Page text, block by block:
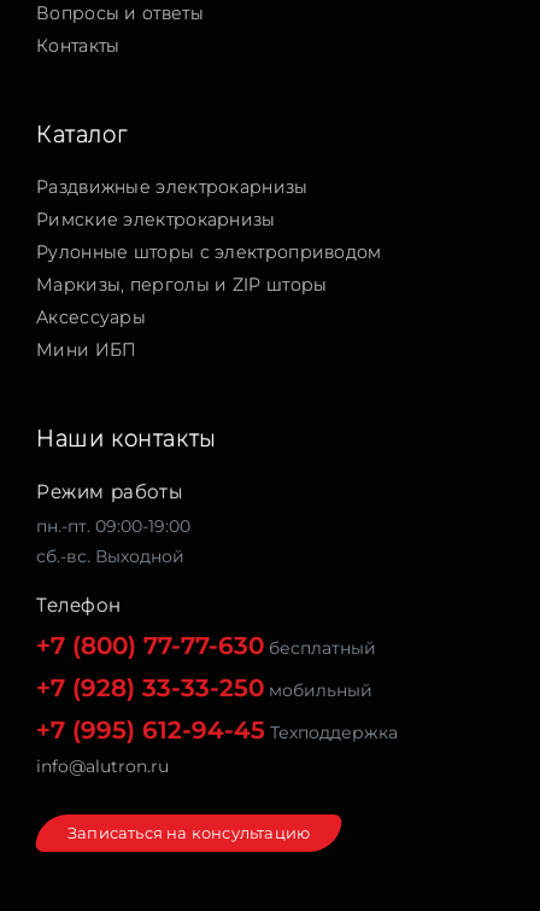
Вопросы и ответы
Контакты
Каталог
Раздвижные электрокарнизы
Римские электрокарнизы
Рулонные шторы с электроприводом
Маркизы, перголы и ZIP шторы
Аксессуары
Мини ИБП
Наши контакты
Режим работы
пн.-пт. 09:00-19:00
сб.-вс. Выходной
Телефон
+7 (800) 77-77-630 бесплатный
+7 (928) 33-33-250 мобильный
+7 (995) 612-94-45 Техподдержка
info@alutron.ru
Записаться на консультацию